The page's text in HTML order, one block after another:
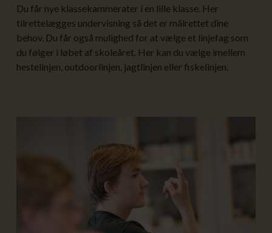
Du får nye klassekammerater i en lille klasse. Her
tilrettelægges undervisning så det er målrettet dine
behov. Du får også mulighed for at vælge et linjefag som
du følger i løbet af skoleåret. Her kan du vælge imellem
hestelinjen, outdoorlinjen, jagtlinjen eller fiskelinjen.